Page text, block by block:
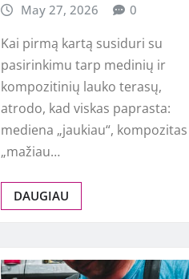
May 27, 2026
0
Kai pirmą kartą susiduri su
pasirinkimu tarp medinių ir
kompozitinių lauko terasų,
atrodo, kad viskas paprasta:
mediena „jaukiau“, kompozitas
„mažiau…
DAUGIAU